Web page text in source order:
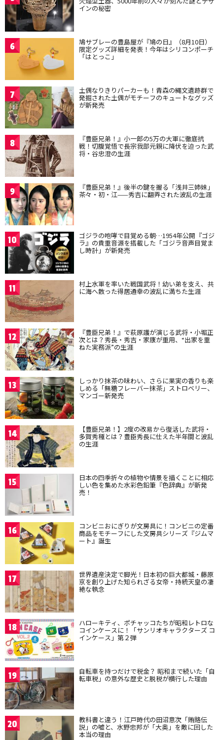
インの秘密
6 鳩サブレーの豊島屋が『鳩の日』（8月10日）
限定グッズ詳細を発表！今年はシリコンポーチ
「はとっこ」
7 土偶なりきりパーカーも！青森の縄文遺跡群で
発掘された土偶がモチーフのキュートなグッズ
が新発売
8 『豊臣兄弟！』小一郎の5万の大軍に徹底抗
戦！切腹覚悟で長宗我部元親に降伏を迫った武
将・谷忠澄の生涯
9 『豊臣兄弟！』後半の鍵を握る「浅井三姉妹」
茶々・初・江——秀吉に翻弄された波乱の生涯
10 ゴジラの咆哮で目覚める朝…1954年公開『ゴジ
ラ』の貴重音源を搭載した「ゴジラ音声目覚ま
し時計」が新発売
11 村上水軍を率いた戦国武将！幼い弟を支え、共
に海へ散った得居通幸の波乱に満ちた生涯
12 『豊臣兄弟！』で萩原護が演じる武将・小堀正
次とは？秀長・秀吉・家康が重用、“出家を重
ねた実務派”の生涯
13 しっかり抹茶の味わい、さらに果実の香りも楽
しめる「無糖フレーバー抹茶」ストロベリー、
マンゴー新発売
14 【豊臣兄弟！】2度の改易から復活した武将・
多賀秀種とは？豊臣秀長に仕えた半年間と波乱
の生涯
15 日本の四季折々の植物や情景を描くことに相応
しい色を集めた水彩色鉛筆『色辞典』が新発
売！
16 コンビニおにぎりが文房具に！コンビニの定番
商品をモチーフにした文房具シリーズ『ジムマ
ート』誕生
17 世界遺産決定で脚光！日本初の巨大都城・藤原
京を創り上げた知られざる女帝・持統天皇の凄
絶な執念
18 ハローキティ、ポチャッコたちが昭和レトロな
コインケースに！「サンリオキャラクターズ コ
インケース」第２弾
19 自転車を持つだけで税金？ 昭和まで続いた「自
転車税」の意外な歴史と脱税が横行した理由
20 教科書と違う！江戸時代の田沼意次「賄賂伝
説」の嘘と、水野忠邦が「大奥」を敵に回した
本当の理由